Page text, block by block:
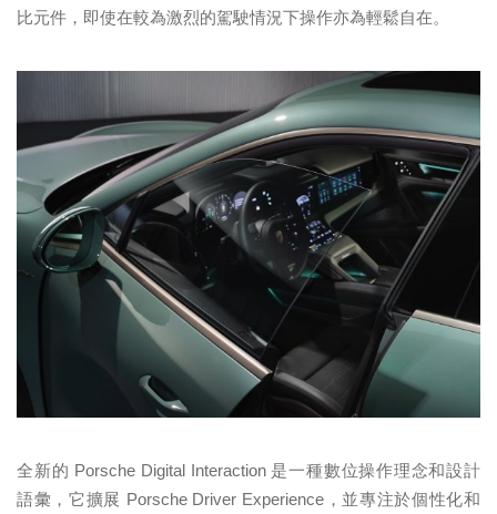
比元件，即使在較為激烈的駕駛情況下操作亦為輕鬆自在。
全新的 Porsche Digital Interaction 是一種數位操作理念和設計
語彙，它擴展 Porsche Driver Experience，並專注於個性化和